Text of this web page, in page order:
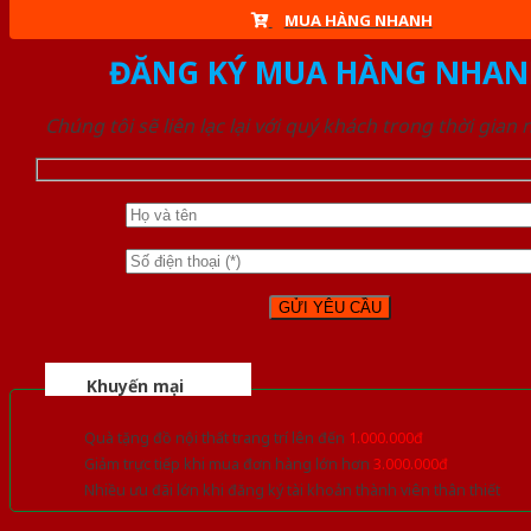
MUA HÀNG NHANH
ĐĂNG KÝ MUA HÀNG
Chúng tôi sẽ liên lạc lại với quý khách trong thời gian
Khuyến mại
Quà tặng đồ nội thất trang trí lên đến 1.000.000đ
Giảm trực tiếp khi mua đơn hàng lớn hơn 3.000.000đ
Nhiều ưu đãi lớn khi đăng ký tài khoản thành viên thân thiết